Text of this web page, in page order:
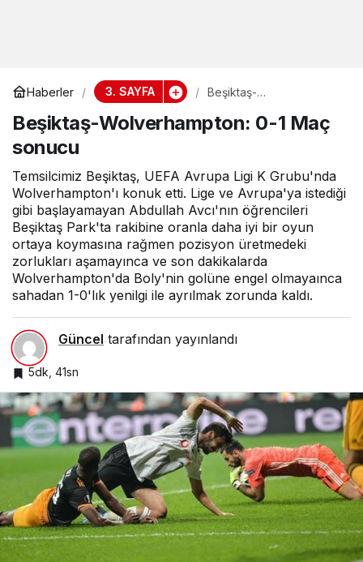
Haberler 3. SAYFA
Beşiktaş-
sonucu
Beşiktaş-Wolverhampton: 0-1 Maç
sonucu
Temsilcimiz Beşiktaş, UEFA Avrupa Ligi K Grubu'nda
Wolverhampton'ı konuk etti. Lige ve Avrupa'ya istediği
gibi başlayamayan Abdullah Avcı'nın öğrencileri
Beşiktaş Park'ta rakibine oranla daha iyi bir oyun
ortaya koymasına rağmen pozisyon üretmedeki
zorlukları aşamayınca ve son dakikalarda
Wolverhampton'da Boly'nin golüne engel olmayaınca
sahadan 1-0'lık yenilgi ile ayrılmak zorunda kaldı.
Güncel tarafından yayınlandı
5dk, 41sn